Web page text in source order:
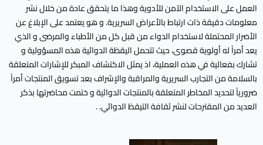
العمل على الاستخدام الآمن للأدوية وهذا ما يتحقق عادة من خلال نشر
معلومات دقيقة ذات ارتباط بالأعراض السريرية. و هو يعتمد على الإبلاغ عن
الأضرار المحتملة لاستخدام الدواء من قبل كل من الأطباء والمرضى و الذي
يعد أمراً له أولوية قصوى، حيث تتحمل اليقظة الدوائية هذه المسؤولية و
تشارك بفعالية في هذه العملية، اذ يمثل الاكتشاف المبكر للإشارات المتعلقة
بالسلامة من التجارب السريرية والمراقبة والإشراف بعد تسويق المنتجات أمراً
ضرورياً لتحديد المخاطر المتعلقة بالمنتجات الدوائية و ختمت محاضرتها بذكر
العديد من المقترحات لنشر ثقافة التيقظ الدوائي. .